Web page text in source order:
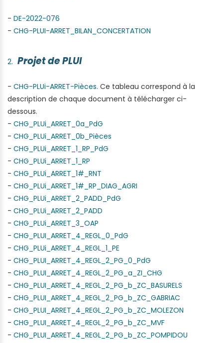
- DE-2022-076
- CHG-PLUI-ARRET_BILAN_ CONCERTATION
Projet de PLUI
- CHG-PLUi-ARRET-Pièces. Ce tableau correspond à la
description de chaque document à télécharger ci-
dessous.
- CHG_PLUi_ARRET_0a_PdG
- CHG_PLUi_ARRET_0b_Pièces
- CHG_PLUi_ARRET_1_RP_PdG
- CHG_PLUi_ARRET_1_RP
- CHG_PLUi_ARRET_1#_RNT
- CHG_PLUi_ARRET_1#_RP_DIAG_AGRI
- CHG_PLUi_ARRET_2_PADD_PdG
- CHG_PLUi_ARRET_2_PADD
- CHG_PLUi_ARRET_3_OAP
- CHG_PLUI_ARRET_4_REGL_0_PdG
- CHG_PLUi_ARRET_4_REGL_1_PE
- CHG_PLUI_ARRET_4_REGL_2_PG_0_PdG
- CHG_PLUI_ARRET_4_REGL_2_PG_a_ZI_CHG
- CHG_PLUI_ARRET_4_REGL_2_PG_b_ZC_BASURELS
- CHG_PLUI_ARRET_4_REGL_2_PG_b_ZC_GABRIAC
- CHG_PLUI_ARRET_4_REGL_2_PG_b_ZC_MOLEZON
- CHG_PLUI_ARRET_4_REGL_2_PG_b_ZC_MVF
- CHG_PLUI_ARRET_4_REGL_2_PG_b_ZC_POMPIDOU